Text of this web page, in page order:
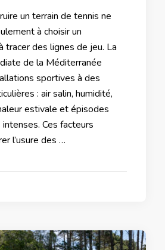
un terrain de tennis ne
à choisir un
tracer des lignes de jeu. La
de la Méditerranée
sportives à des
: air salin, humidité,
estivale et épisodes
Ces facteurs
l’usure des …